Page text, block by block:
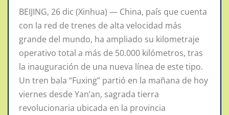
BEIJING, 26 dic (Xinhua) — China, país que cuenta
con la red de trenes de alta velocidad más
grande del mundo, ha ampliado su kilometraje
operativo total a más de 50.000 kilómetros, tras
la inauguración de una nueva línea de este tipo.
Un tren bala “Fuxing” partió en la mañana de hoy
viernes desde Yan’an, sagrada tierra
revolucionaria ubicada en la provincia